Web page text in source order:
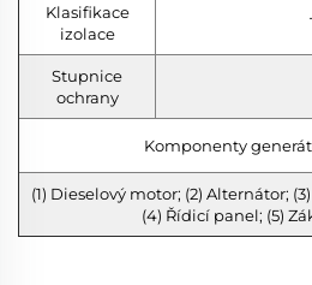
Klasifikace
izolace
Stupnice
ochrany
Komponenty
(1) Dieselový motor; (2) Alternátor;
(4) Řídicí panel; (5)